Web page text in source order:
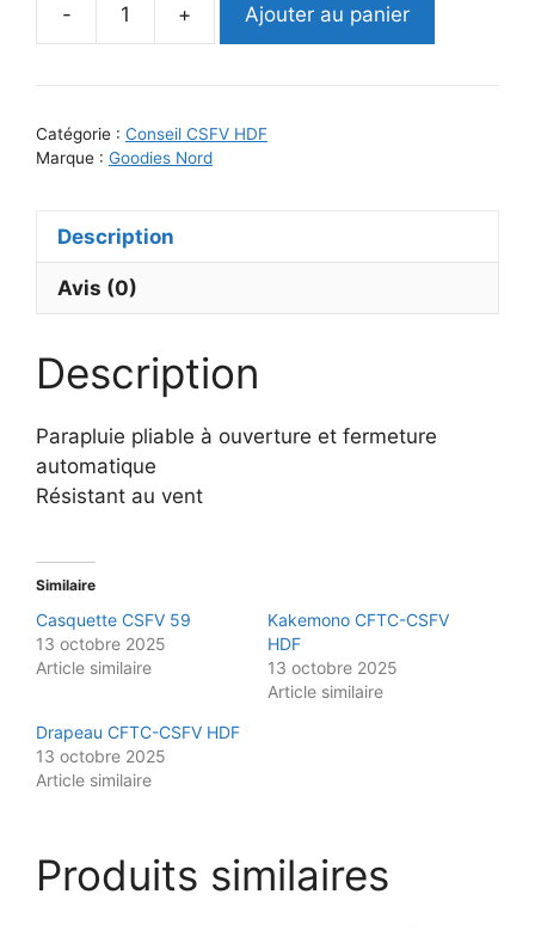
-
quantité
Parapluie
CSFV
+ Ajouter au panier
Catégorie : Conseil CSFV HDF
Marque : Goodies Nord
Description
Avis (0)
Description
Parapluie pliable à ouverture et fermeture
automatique
Résistant au vent
Similaire
Casquette CSFV 59
13 octobre 2025
Article similaire
Kakemono CFTC-CSFV
HDF
13 octobre 2025
Article similaire
Drapeau CFTC-CSFV HDF
13 octobre 2025
Article similaire
Produits similaires